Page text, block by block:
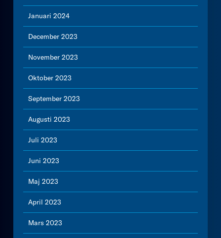
Januari 2024
December 2023
November 2023
Oktober 2023
September 2023
Augusti 2023
Juli 2023
Juni 2023
Maj 2023
April 2023
Mars 2023